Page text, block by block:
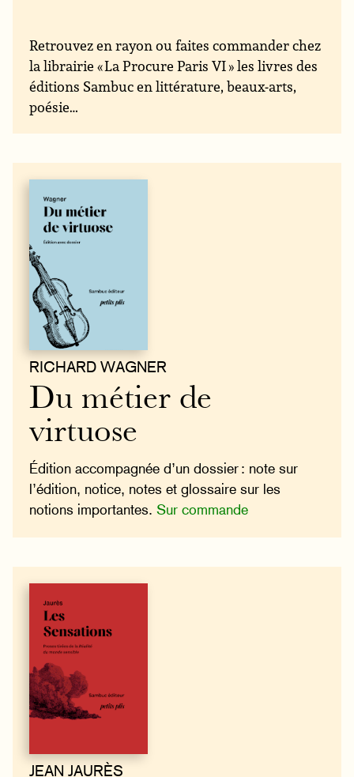
Retrouvez en rayon ou faites commander chez
la librairie « La Procure Paris VI » les livres des
éditions Sambuc en littérature, beaux-arts,
poésie…
RICHARD WAGNER
Du métier de
virtuose
Édition accompagnée d’un dossier : note sur
l’édition, notice, notes et glossaire sur les
notions importantes.Sur commande
JEAN JAURÈS